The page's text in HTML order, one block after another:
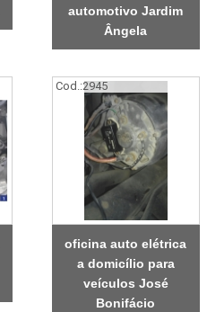
automotivo Jardim
Ângela
Cod.:2945
oficina auto elétrica
a domicílio para
veículos José
Bonifácio